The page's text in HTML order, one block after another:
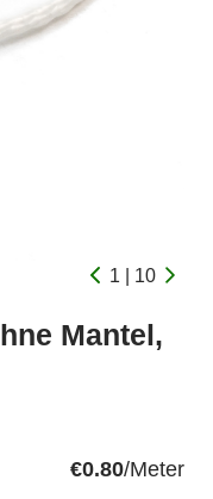
1 | 10
Mantel,
€0.80/Meter